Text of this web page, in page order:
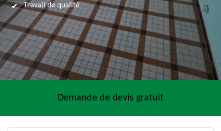
Travail de qualité
Demande de devis gratuit